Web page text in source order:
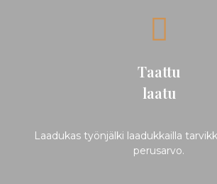
Taattu
laatu
Laadukas työnjälki laadukkailla
perusarvo.